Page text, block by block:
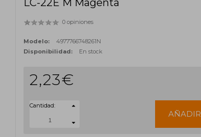
LC-22E M Magenta
0 opiniones
Modelo:
4977766748261N
Disponibilidad:
En stock
2,23€
Cantidad:
AÑADIR